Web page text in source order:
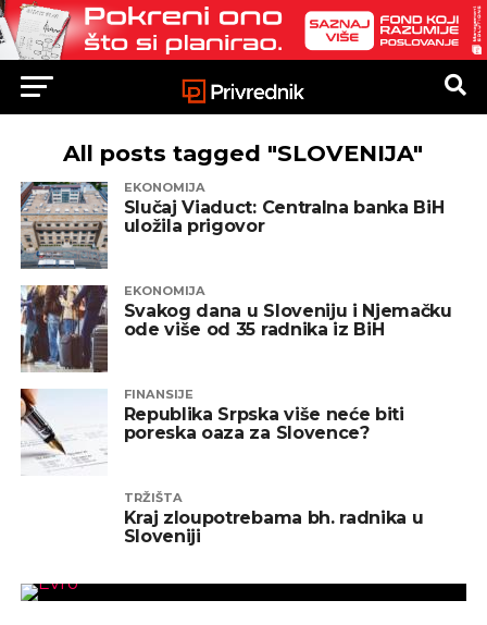
All posts tagged "SLOVENIJA"
EKONOMIJA
Slučaj Viaduct: Centralna banka BiH
uložila prigovor
EKONOMIJA
Svakog dana u Sloveniju i Njemačku
ode više od 35 radnika iz BiH
FINANSIJE
Republika Srpska više neće biti
poreska oaza za Slovence?
TRŽIŠTA
Kraj zloupotrebama bh. radnika u
Sloveniji